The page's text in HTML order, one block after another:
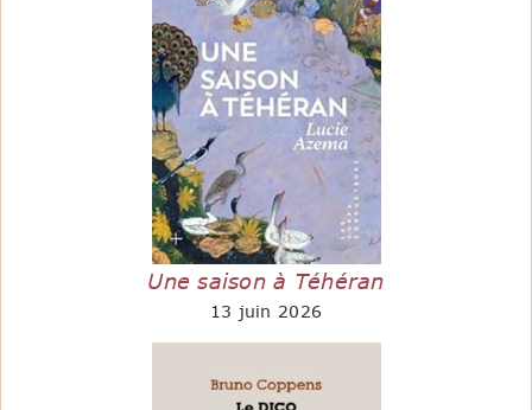
Une saison à Téhéran
13 juin 2026